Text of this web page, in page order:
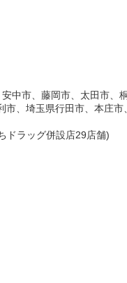
中市、藤岡市、太田市、
、埼玉県行田市、本庄
ドラッグ併設店29店舗)